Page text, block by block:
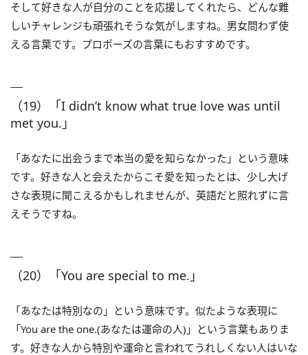
そして好きな人が自分のことを応援してくれたら、どんな難
しいチャレンジも頑張れそうな気がしますね。男女問わず使
える言葉です。プロポーズの言葉にもおすすめです。
（19）「I didn’t know what true love was until
met you.」
「あなたに出会うまで本当の愛を知らなかった」という意味
です。好きな人と会えたからこそ愛を知ったとは、少し大げ
さな表現に聞こえるかもしれませんが、英語だと照れずに言
えそうですね。
（20）「You are special to me.」
「あなたは特別なの」という意味です。似たような表現に
「You are the one.(あなたは運命の人)」という言葉もありま
す。好きな人から特別や運命と言われてうれしくない人はいな